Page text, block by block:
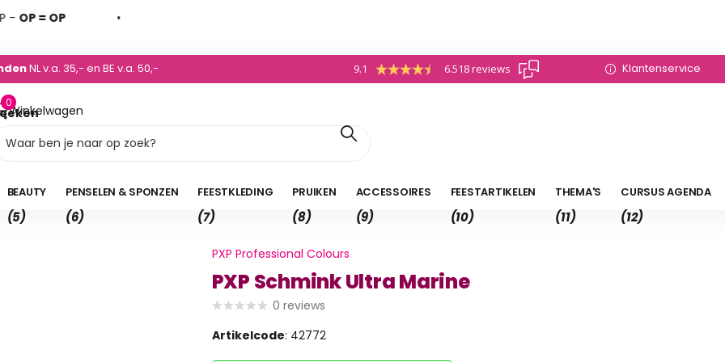
= OP
- 450 882
besteld,morgen in huis* 9.1 6.518 reviews Klantenservice
Winkelwagen
0
0,00
BEAUTY
(5)
PENSELEN & SPONZEN
(6)
FEESTKLEDING
(7)
PRUIKEN
(8)
ACCESSOIRES
(9)
FEESTARTIKELEN
(10)
THEMA'S
(11)
CURSUS AGENDA
(12)
PXP Professional Colours
PXP Schmink Ultra Marine
0 reviews
Artikelcode: 42772